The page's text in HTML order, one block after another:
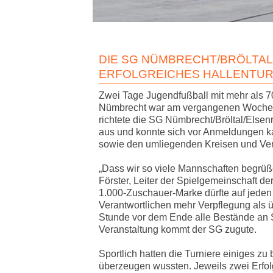
DIE SG NÜMBRECHT/
ERFOLGREICHES
Zwei Tage Jugendfußball mit mehr als
Nümbrecht war am vergangenen
richtete die SG Nümbrecht/Bröltal/
aus und konnte sich vor Anmeldungen
sowie den umliegenden Kreisen und
„Dass wir so viele Mannschaften
Förster, Leiter der Spielgemeinschaft
1.000-Zuschauer-Marke dürfte auf
Verantwortlichen mehr Verpflegung als
Stunde vor dem Ende alle Bestände
Veranstaltung kommt der SG zugute.
Sportlich hatten die Turniere einiges
überzeugen wussten. Jeweils zwei